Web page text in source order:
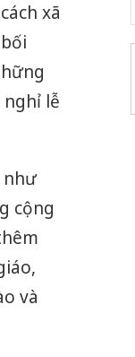
xã
lễ
như
cộng
và